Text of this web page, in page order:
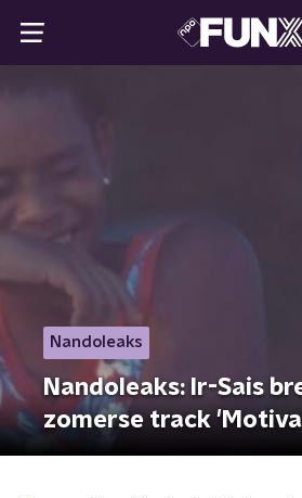
Nandoleaks
Nandoleaks: Ir-Sais
zomerse track